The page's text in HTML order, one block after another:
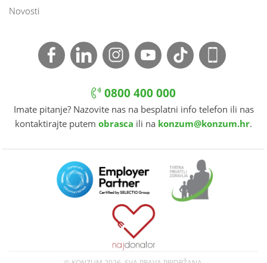
Novosti
0800 400 000
Imate pitanje? Nazovite nas na besplatni info telefon ili nas
kontaktirajte putem obrasca ili na konzum@konzum.hr.